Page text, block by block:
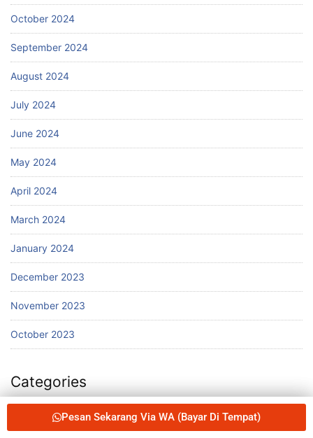
Pesan Sekarang Via WA (Bayar Di Tempat)
Pesan Sekarang Via WA (Bayar Di Tempat)
October 2024
September 2024
August 2024
July 2024
June 2024
May 2024
April 2024
March 2024
January 2024
December 2023
November 2023
October 2023
Categories
3D SCREEN HANDPHONE